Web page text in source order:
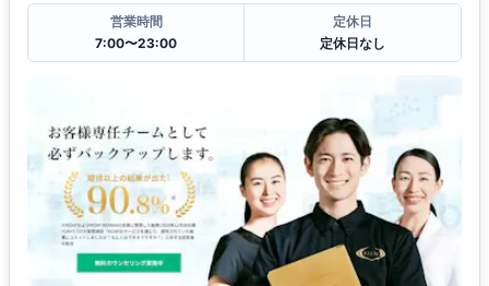
営業時間
7:00〜23:00
定休日
定休日なし